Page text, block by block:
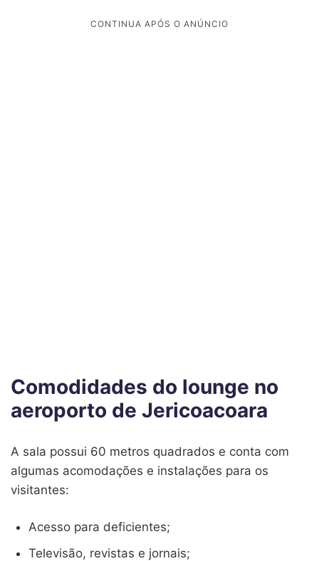
Comodidades do lounge no
aeroporto de Jericoacoara
A sala possui 60 metros quadrados e conta com
algumas acomodações e instalações para os
visitantes:
Acesso para deficientes;
Televisão, revistas e jornais;